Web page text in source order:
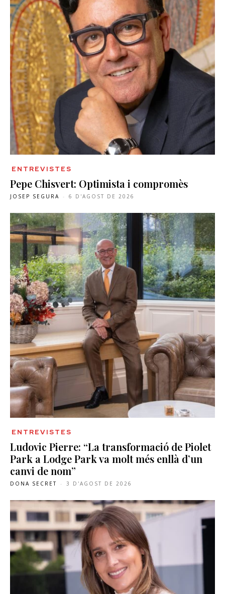
ENTREVISTES
Pepe Chisvert: Optimista i compromès
JOSEP SEGURA - 6 D'AGOST DE 2026
ENTREVISTES
Ludovic Pierre: “La transformació de Piolet
Park a Lodge Park va molt més enllà d’un
canvi de nom”
DONA SECRET - 3 D'AGOST DE 2026